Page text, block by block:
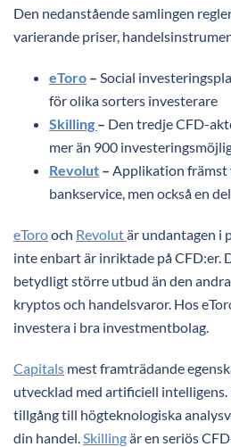
Den nedanstående samlingen
varierande priser,
eToro – Social
för olika sorters investerare
Skilling – Den tredje CFD-
mer än 900
Revolut – Applikation främst
bankservice, men också en
eTorooch Revolutär undantagen i
inte enbart är inriktade på CFD:er.
betydligt större utbud än den
kryptos och handelsvaror. Hos
investera i bra investmentbolag.
Capitals mest framträdande
utvecklad med artificiell
tillgång till högteknologiska
din handel.Skillingär en seriös